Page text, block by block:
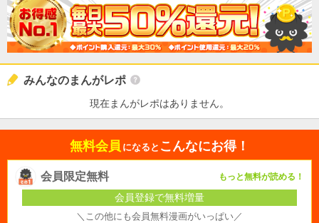
みんなのまんがレポ
現在まんがレポはありません。
無料会員 になると こんなにお得！
会員限定無料 もっと無料が読める！
会員登録で無料増量
＼この他にも会員無料漫画がいっぱい／